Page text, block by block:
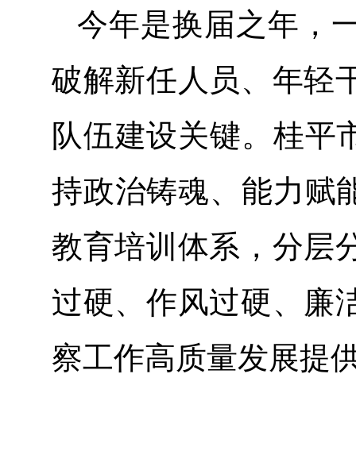
今年是换届之年，
破解新任人员、年轻
队伍建设关键。桂平
持政治铸魂、能力赋
教育培训体系，分层
过硬、作风过硬、廉
察工作高质量发展提